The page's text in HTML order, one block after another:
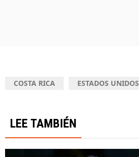
COSTA RICA ESTADOS UNIDOS
LEE TAMBIÉN